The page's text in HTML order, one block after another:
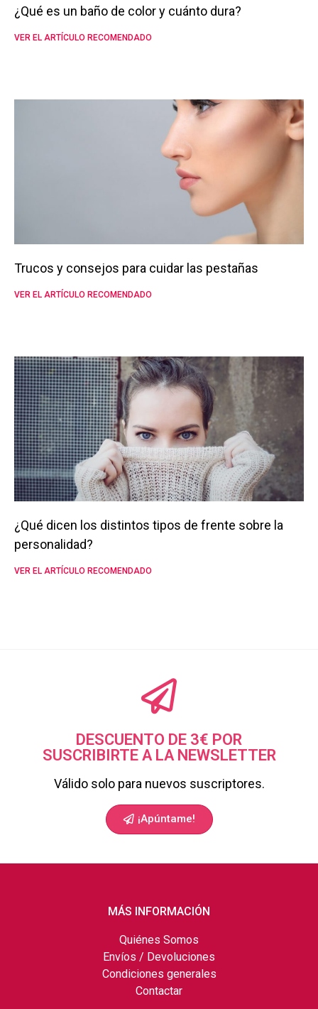
¿Qué es un baño de color y cuánto dura?
VER EL ARTÍCULO RECOMENDADO
Trucos y consejos para cuidar las pestañas
VER EL ARTÍCULO RECOMENDADO
¿Qué dicen los distintos tipos de frente sobre la
personalidad?
VER EL ARTÍCULO RECOMENDADO
DESCUENTO DE 3€ POR
SUSCRIBIRTE A LA NEWSLETTER
Válido solo para nuevos suscriptores.
¡Apúntame!
MÁS INFORMACIÓN
Quiénes Somos
Envíos / Devoluciones
Condiciones generales
Contactar